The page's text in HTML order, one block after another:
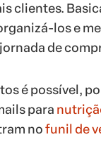
clientes.
los e
de
é possível,
para
nofunil de